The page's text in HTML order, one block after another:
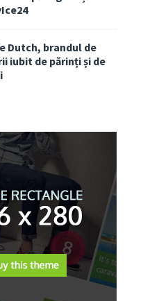
Dutch, brandul de
iubit de părinți și de